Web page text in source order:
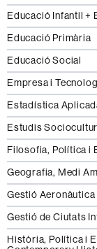
Educació Infantil +
Educació Primària
Educació Social
Empresa i
Estadística
Estudis
Filosofia, Política i
Geografia, Medi
Gestió Aeronàutica
Gestió de Ciutats
Història, Política i